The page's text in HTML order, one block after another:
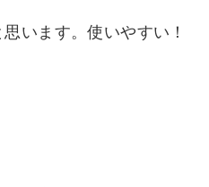
います。使いやすい！